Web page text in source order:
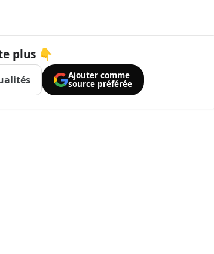
plus 👇
Ajouter comme
source préférée